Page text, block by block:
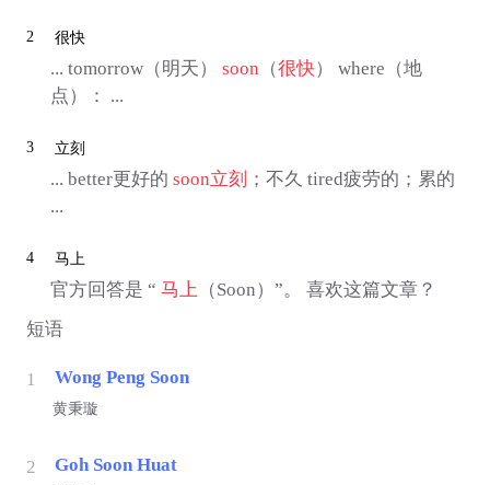
2 很快
... tomorrow（明天） soon （很快） where（地
点）： ...
3 立刻
... better更好的 soon立刻 ；不久 tired疲劳的；累的
...
4 马上
官方回答是 “ 马上 （Soon）”。 喜欢这篇文章？
短语
1 Wong Peng Soon
黄秉璇
2 Goh Soon Huat